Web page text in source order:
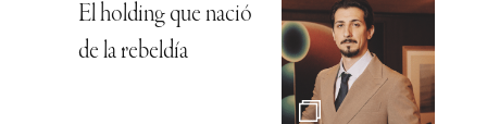
El holding que nació
de la rebeldía